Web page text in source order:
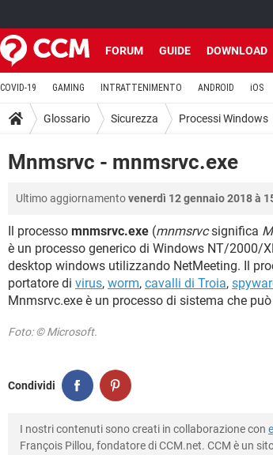
FORUM GUIDE DOWNLOAD
COVID-19 GAMING INTRATTENIMENTO ANDROID iOS
Glossario Sicurezza Processi Windows
Mnmsrvc - mnmsrvc.exe
Ultimo aggiornamentovenerdì 12 gennaio 2018 à
Il processo mnmsrvc.exe (mnmsrvcsignifica
è un processo generico di Windows NT/2000/
desktop windows utilizzando NetMeeting. Il
portatore di virus, worm, cavalli di Troia,
Mnmsrvc.exe è un processo di sistema che
Foto: © Microsoft.
Condividi
I nostri contenuti sono creati in collaborazione con
François Pillou, fondatore di CCM.net. CCM è un